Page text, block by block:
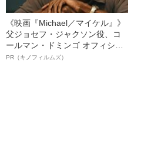
《映画『Michael／マイケル』》
父ジョセフ・ジャクソン役、コ
ールマン・ドミンゴ オフィシャ
ルインタビュー“観客を魅了した
PR（キノフィルムズ）